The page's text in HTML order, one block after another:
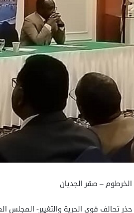
الخرطوم – صقر الجديان
حذر تحالف قوى الحرية والتغيير- المجلس